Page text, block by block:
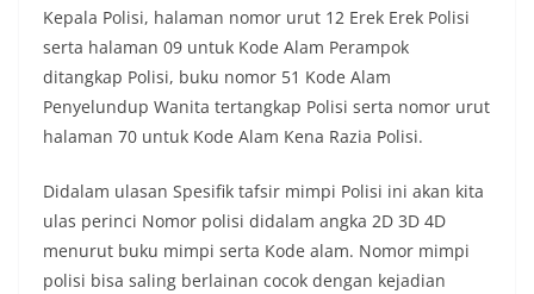
Kepala Polisi, halaman nomor urut 12 Erek Erek Polisi
serta halaman 09 untuk Kode Alam Perampok
ditangkap Polisi, buku nomor 51 Kode Alam
Penyelundup Wanita tertangkap Polisi serta nomor urut
halaman 70 untuk Kode Alam Kena Razia Polisi.
Didalam ulasan Spesifik tafsir mimpi Polisi ini akan kita
ulas perinci Nomor polisi didalam angka 2D 3D 4D
menurut buku mimpi serta Kode alam. Nomor mimpi
polisi bisa saling berlainan cocok dengan kejadian